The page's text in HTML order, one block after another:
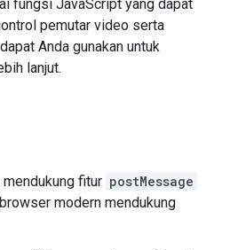
fungsi JavaScript yang dapat
pemutar video serta
Anda gunakan untuk
lanjut.
fitur postMessage
modern mendukung